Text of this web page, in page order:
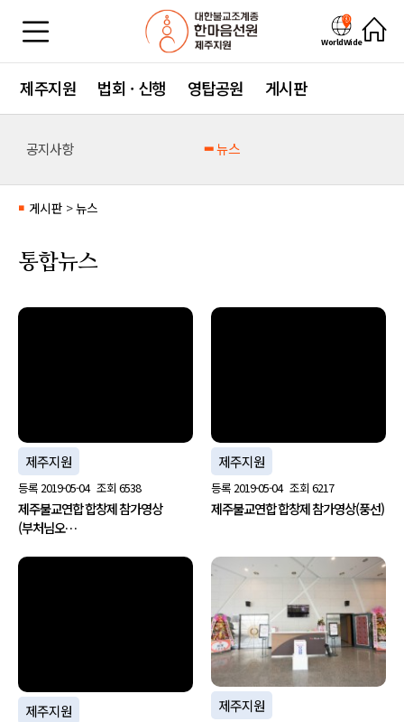
WorldWide
제주지원 법회 · 신행 영탑공원 게시판
공지사항 뉴스
■ 게시판 >뉴스
통합뉴스
제주지원
등록2019-05-04 조회 6538
제주불교연합 합창제 참가영상
(부처님오…
제주지원
등록2019-05-04 조회 6217
제주불교연합 합창제 참가영상(풍선)
제주지원 제주지원